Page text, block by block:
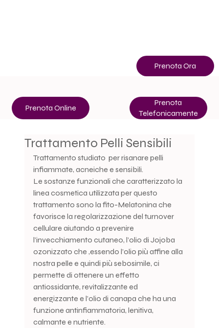
Prenota Ora
Prenota
Telefonicamente
Prenota Online
Trattamento Pelli Sensibili
Trattamento studiato  per risanare pelli
infiammate, acneiche e sensibili.
Le sostanze funzionali che caratterizzato la
linea cosmetica utilizzata per questo
trattamento sono la fito-Melatonina che
favorisce la regolarizzazione del turnover
cellulare aiutando a prevenire
l’invecchiamento cutaneo, l’olio di Jojoba
ozonizzato che ,essendo l’olio più affine alla
nostra pelle e quindi più sebosimile, ci
permette di ottenere un effetto
antiossidante, revitalizzante ed
energizzante e l’olio di canapa che ha una
funzione antinfiammatoria, lenitiva,
calmante e nutriente.